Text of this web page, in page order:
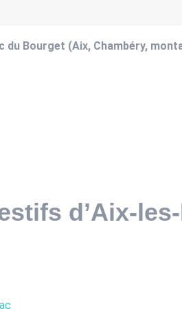
du Bourget (Aix, Chambéry,
d’Aix-